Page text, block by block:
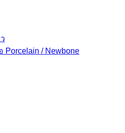
Porcelain / Newbone